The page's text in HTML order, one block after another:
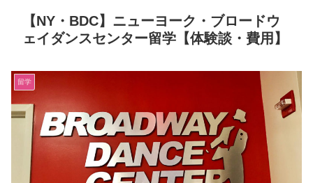
【NY・BDC】ニューヨーク・ブロードウ
ェイダンスセンター留学【体験談・費用】
留学